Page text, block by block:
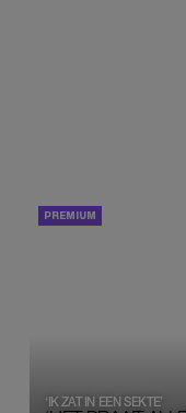
‘IK ZAT IN EEN SEKTE’